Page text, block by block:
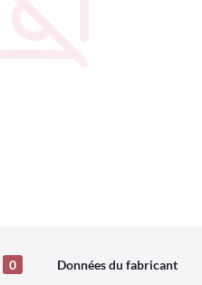
0 Données du fabricant